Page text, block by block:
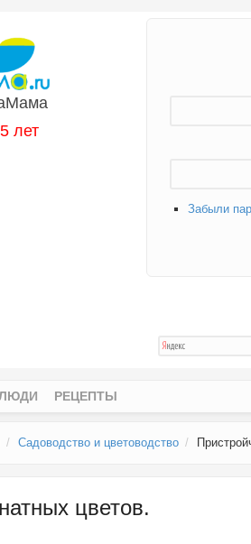
лет
Забыли
РЕЦЕПТЫ
Садоводство и цветоводство
цветов.